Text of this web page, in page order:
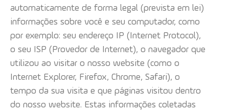
automaticamente de forma legal (prevista em lei)
informações sobre você e seu computador, como
por exemplo: seu endereço IP (Internet Protocol),
o seu ISP (Provedor de Internet), o navegador que
utilizou ao visitar o nosso website (como o
Internet Explorer, Firefox, Chrome, Safari), o
tempo da sua visita e que páginas visitou dentro
do nosso website. Estas informações coletadas